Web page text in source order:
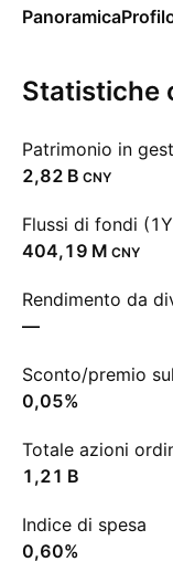
Panoramica
Statistiche
Patrimonio in
‪2,82 B‬ CNY
Flussi di fondi
‪404,19 M‬ CNY
Rendimento da
—
Sconto/premio
0,05%
Totale azioni
‪1,21 B‬
Indice di spesa
0,60%